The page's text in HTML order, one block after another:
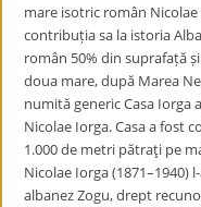
mare isotric român
contribuția sa la istoria
român 50% din suprafață
doua mare, după Marea
numită generic Casa
Nicolae Iorga. Casa a fost
1.000 de metri pătraţi pe
Nicolae Iorga
albanez Zogu, drept